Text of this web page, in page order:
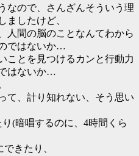
なので、さんざんそういう理
ましたけど、
人間の脳のことなんてわから
ではないか…
ことを見つけるカンと行動力
はないか…
て、計り知れない、そう思い
(暗唱するのに、4時間くら
きたり、